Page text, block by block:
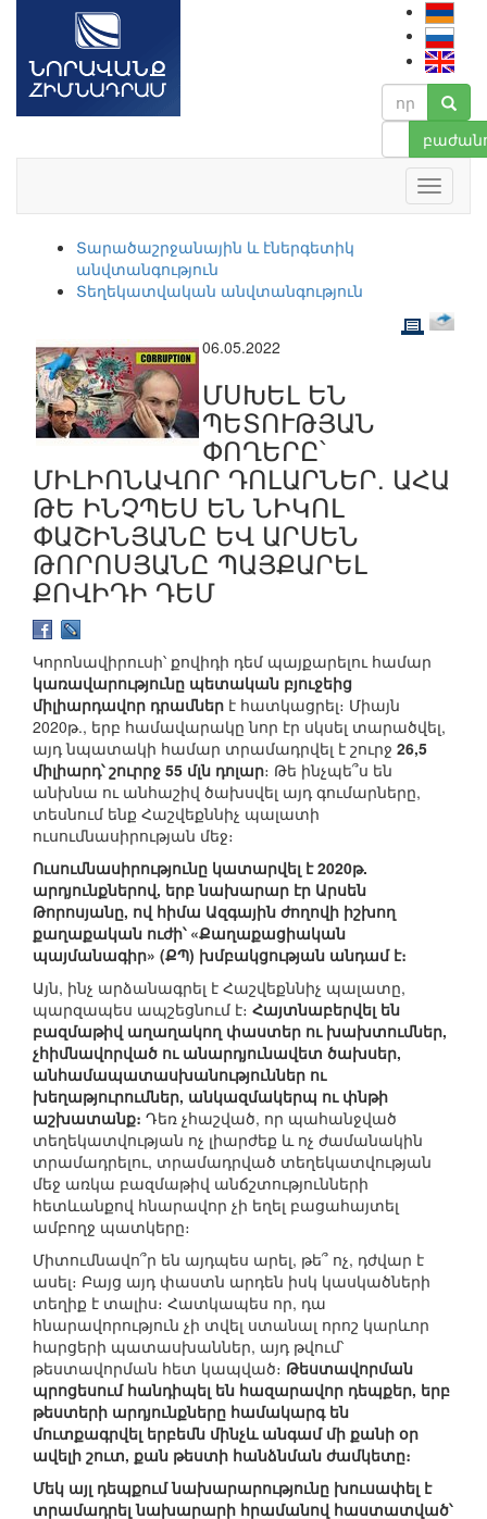
Տարածաշրջանային և էներգետիկ
անվտանգություն
Տեղեկատվական անվտանգություն
06.05.2022
ՄՍԽԵԼ ԵՆ
ՊԵՏՈՒԹՅԱՆ
ՓՈՂԵՐԸ՝
ՄԻԼԻՈՆԱՎՈՐ ԴՈԼԱՐՆԵՐ. ԱՀԱ
ԹԵ ԻՆՉՊԵՍ ԵՆ ՆԻԿՈԼ
ՓԱՇԻՆՅԱՆԸ ԵՎ ԱՐՍԵՆ
ԹՈՐՈՍՅԱՆԸ ՊԱՅՔԱՐԵԼ
ՔՈՎԻԴԻ ԴԵՄ
Կորոնավիրուսի՝ քովիդի դեմ պայքարելու համար
կառավարությունը պետական բյուջեից
միլիարդավոր դրամներ է հատկացրել։ Միայն
2020թ., երբ համավարակը նոր էր սկսել տարածվել,
այդ նպատակի համար տրամադրվել է շուրջ 26,5
միլիարդ՝ շուրրջ 55 մլն դոլար։ Թե ինչպե՞ս են
անխնա ու անհաշիվ ծախսվել այդ գումարները,
տեսնում ենք Հաշվեքննիչ պալատի
ուսումնասիրության մեջ։
Ուսումնասիրությունը կատարվել է 2020թ.
արդյունքներով, երբ նախարար էր Արսեն
Թորոսյանը, ով հիմա Ազգային ժողովի իշխող
քաղաքական ուժի՝ «Քաղաքացիական
պայմանագիր» (ՔՊ) խմբակցության անդամ է։
Այն, ինչ արձանագրել է Հաշվեքննիչ պալատը,
պարզապես ապշեցնում է։ Հայտնաբերվել են
բազմաթիվ աղաղակող փաստեր ու խախտումներ,
չհիմնավորված ու անարդյունավետ ծախսեր,
անհամապատասխանություններ ու
խեղաթյուրումներ, անկազմակերպ ու փնթի
աշխատանք։ Դեռ չհաշված, որ պահանջված
տեղեկատվության ոչ լիարժեք և ոչ ժամանակին
տրամադրելու, տրամադրված տեղեկատվության
մեջ առկա բազմաթիվ անճշտությունների
հետևանքով հնարավոր չի եղել բացահայտել
ամբողջ պատկերը։
Միտումնավո՞ր են այդպես արել, թե՞ ոչ, դժվար է
ասել։ Բայց այդ փաստն արդեն իսկ կասկածների
տեղիք է տալիս։ Հատկապես որ, դա
հնարավորություն չի տվել ստանալ որոշ կարևոր
հարցերի պատասխաններ, այդ թվում՝
թեստավորման հետ կապված։ Թեստավորման
պրոցեսում հանդիպել են հազարավոր դեպքեր, երբ
թեստերի արդյունքները համակարգ են
մուտքագրվել երբեմն մինչև անգամ մի քանի օր
ավելի շուտ, քան թեստի հանձնման ժամկետը։
Մեկ այլ դեպքում նախարարությունը խուսափել է
տրամադրել նախարարի հրամանով հաստատված՝